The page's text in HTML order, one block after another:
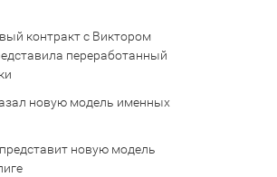
контракт с Виктором
переработанный
новую модель именных
новую модель